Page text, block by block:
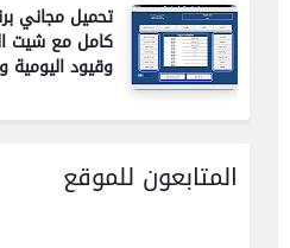
تحميل مجاني
كامل مع شيت
وقيود اليومية
المتابعون للموقع